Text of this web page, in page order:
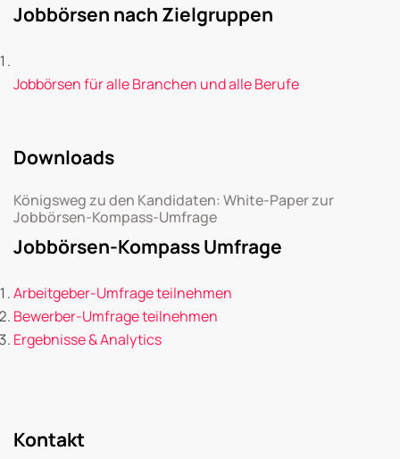
Jobbörsen nach Zielgruppen
Jobbörsen für alle Branchen und alle Berufe
Downloads
Königsweg zu den Kandidaten: White-Paper zur
Jobbörsen-Kompass-Umfrage
Jobbörsen-Kompass Umfrage
Arbeitgeber-Umfrage teilnehmen
Bewerber-Umfrage teilnehmen
Ergebnisse & Analytics
Kontakt